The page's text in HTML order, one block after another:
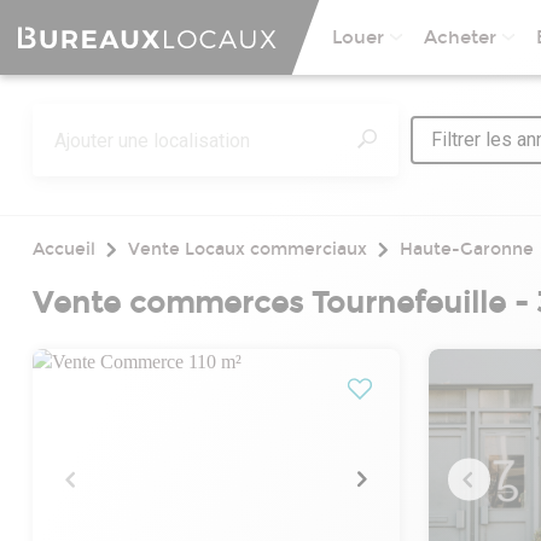
Louer Acheter
Filtrer les
Accueil Vente Locaux commerciaux Haute-Garonne
Vente commerces Tournefeuille -